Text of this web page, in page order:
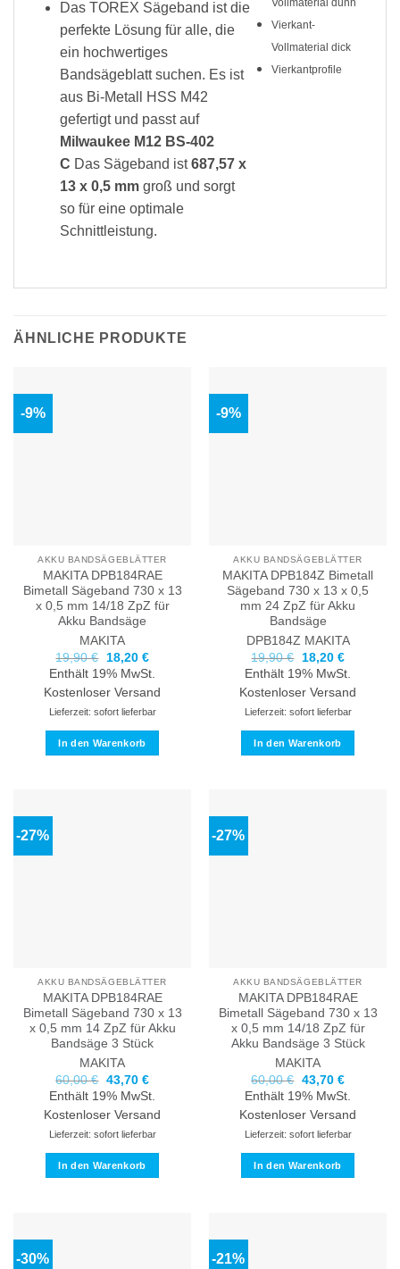
Das TOREX Sägeband ist die
perfekte Lösung für alle, die
ein hochwertiges
Bandsägeblatt suchen. Es ist
aus Bi-Metall HSS M42
gefertigt und passt auf
Milwaukee M12 BS-402
C Das Sägeband ist687,57 x
13 x 0,5 mmgroß und sorgt
so für eine optimale
Schnittleistung.
Vollmaterial dünn
Vierkant-
Vollmaterial dick
Vierkantprofile
ÄHNLICHE PRODUKTE
-9%
AKKU BANDSÄGEBLÄTTER
MAKITA DPB184RAE
Bimetall Sägeband 730 x 13
x 0,5 mm 14/18 ZpZ für
Akku Bandsäge
MAKITA
19,90€
Ursprünglicher
Preis
war:
19,90 €
18,20 €Aktueller
Preis
ist:
18,20 €.
Enthält 19% MwSt.
Kostenloser Versand
Lieferzeit: sofort lieferbar
In den Warenkorb
-9%
AKKU BANDSÄGEBLÄTTER
MAKITA DPB184Z Bimetall
Sägeband 730 x 13 x 0,5
mm 24 ZpZ für Akku
Bandsäge
DPB184Z MAKITA
19,90€
Ursprünglicher
Preis
war:
19,90 €
18,20 €Aktueller
Preis
ist:
18,20 €.
Enthält 19% MwSt.
Kostenloser Versand
Lieferzeit: sofort lieferbar
In den Warenkorb
-27%
AKKU BANDSÄGEBLÄTTER
MAKITA DPB184RAE
Bimetall Sägeband 730 x 13
x 0,5 mm 14 ZpZ für Akku
Bandsäge 3 Stück
MAKITA
60,00€ Ursprünglicher
Preis
war:
60,00 €
43,70 €Aktueller
Preis
ist:
43,70 €.
Enthält 19% MwSt.
Kostenloser Versand
Lieferzeit: sofort lieferbar
In den Warenkorb
-27%
AKKU BANDSÄGEBLÄTTER
MAKITA DPB184RAE
Bimetall Sägeband 730 x 13
x 0,5 mm 14/18 ZpZ für
Akku Bandsäge 3 Stück
MAKITA
60,00€ Ursprünglicher
Preis
war:
60,00 €
43,70 €Aktueller
Preis
ist:
43,70 €.
Enthält 19% MwSt.
Kostenloser Versand
Lieferzeit: sofort lieferbar
In den Warenkorb
-30% -21%